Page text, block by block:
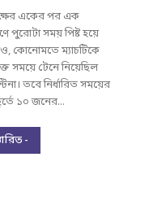
একের পর এক
পুরোটা সময় পিষ্ট হয়ে
কোনোমতে ম্যাচটিকে
সময়ে টেনে নিয়েছিল
তবে নির্ধারিত সময়ের
১০ জনের...
-